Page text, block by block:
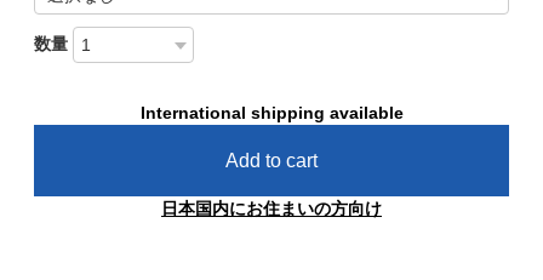
数量
International shipping available
Add to cart
日本国内にお住まいの方向け